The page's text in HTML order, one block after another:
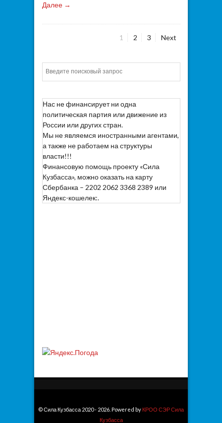
Далее →
записей
Page
1 Page
2 Page
3 Next
Нас не финансирует ни одна
политическая партия или движение из
России или других стран.
Мы не являемся иностранными агентами,
а также не работаем на структуры
власти!!!
Финансовую помощь проекту «Сила
Кузбасса», можно оказать на карту
Сбербанка – 2202 2062 3368 2389 или
Яндекс-кошелек:.
© Сила Кузбасса 2020 - 2026. Powered by КРОО СЭР Сила
Кузбасса